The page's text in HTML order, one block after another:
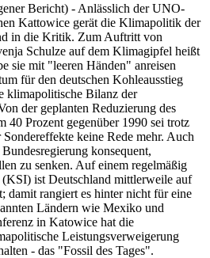
Bericht) - Anlässlich der UNO-
Kattowice gerät die Klimapolitik der
in die Kritik. Zum Auftritt von
Schulze auf dem Klimagipfel heißt
sie mit "leeren Händen" anreisen
für den deutschen Kohleausstieg
klimapolitische Bilanz der
der geplanten Reduzierung des
40 Prozent gegenüber 1990 sei trotz
keine Rede mehr. Auch
konsequent,
zu senken. Auf einem regelmäßig
ist Deutschland mittlerweile auf
damit rangiert es hinter nicht für eine
Ländern wie Mexiko und
in Katowice hat die
Leistungsverweigerung
- das "Fossil des Tages".